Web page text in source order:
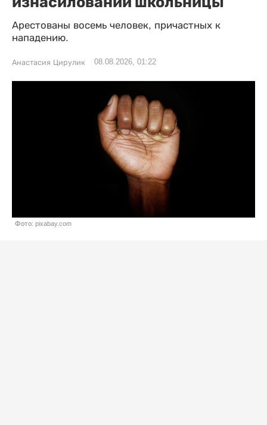
Арестованы восемь человек, причастных к
нападению.
Анастасия Цирулик 08.08.2026, 01:22
Фото: pixabay.com